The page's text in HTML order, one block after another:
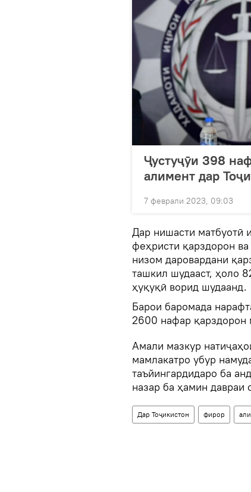
Ҷустуҷӯи 398
алимент дар
7 феврали 2023, 09:03
Дар нишасти матбуотӣ
феҳристи қарздорон
низом даровардани
ташкил шудааст, ҳоло
ҳуқуқӣ ворид шудаанд.
Барои баромада
2600 нафар қарздорон
Амали мазкур
мамлакатро убур
таъйингардидаро ба
назар ба ҳамин
Дар Тоҷикистон фирор